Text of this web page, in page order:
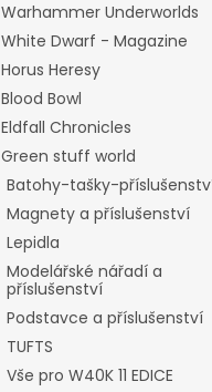
Warhammer Underworlds
White Dwarf - Magazine
Horus Heresy
Blood Bowl
Eldfall Chronicles
Green stuff world
Batohy-tašky-
Magnety a příslušenství
Lepidla
Modelářské nářadí a
příslušenství
Podstavce a příslušenství
TUFTS
Vše pro W40K 11 EDICE